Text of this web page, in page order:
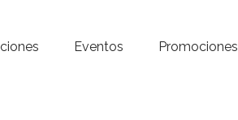
Eventos Promociones